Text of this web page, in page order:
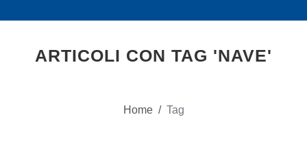
ARTICOLI CON TAG 'NAVE'
Home / Tag